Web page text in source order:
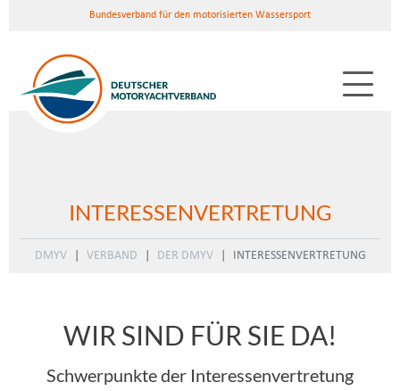
Bundesverband für den motorisierten Wassersport
INTERESSENVERTRETUNG
DMYV VERBAND DER DMYV INTERESSENVERTRETUNG
WIR SIND FÜR SIE DA!
Schwerpunkte der Interessenvertretung